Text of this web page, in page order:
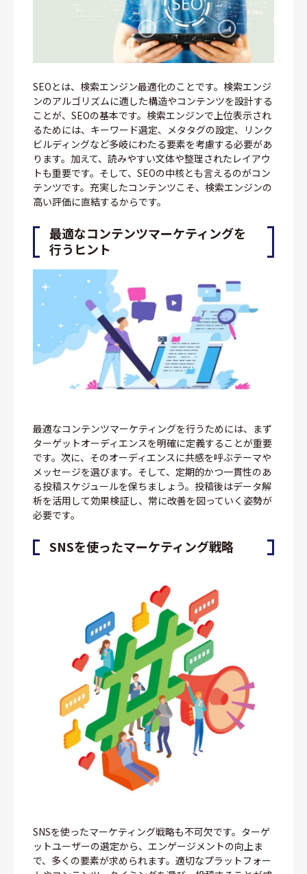
SEOとは、検索エンジン最適化のことです。検索エンジ
ンのアルゴリズムに適した構造やコンテンツを設計する
ことが、SEOの基本です。検索エンジンで上位表示され
るためには、キーワード選定、メタタグの設定、リンク
ビルディングなど多岐にわたる要素を考慮する必要があ
ります。加えて、読みやすい文体や整理されたレイアウ
トも重要です。そして、SEOの中核とも言えるのがコン
テンツです。充実したコンテンツこそ、検索エンジンの
高い評価に直結するからです。
最適なコンテンツマーケティングを
行うヒント
最適なコンテンツマーケティングを行うためには、まず
ターゲットオーディエンスを明確に定義することが重要
です。次に、そのオーディエンスに共感を呼ぶテーマや
メッセージを選びます。そして、定期的かつ一貫性のあ
る投稿スケジュールを保ちましょう。投稿後はデータ解
析を活用して効果検証し、常に改善を図っていく姿勢が
必要です。
SNSを使ったマーケティング戦略
SNSを使ったマーケティング戦略も不可欠です。ターゲ
ットユーザーの選定から、エンゲージメントの向上ま
で、多くの要素が求められます。適切なプラットフォー